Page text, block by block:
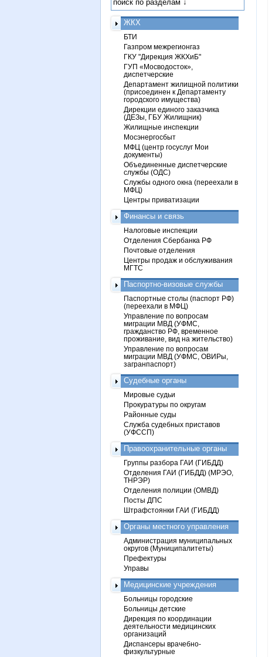
ЖКХ
БТИ
Газпром межрегионгаз
ГКУ "Дирекция ЖКХиБ"
ГУП «Мосводосток»,
диспетчерские
Департамент жилищной политики
(присоединен к Департаменту
городского имущества)
Дирекции единого заказчика
(ДЕЗы, ГБУ Жилищник)
Жилищные инспекции
Мосэнергосбыт
МФЦ (центр госуслуг Мои
документы)
Объединенные диспетчерские
службы (ОДС)
Службы одного окна (переехали в
МФЦ)
Центры приватизации
Финансы и связь
Налоговые инспекции
Отделения Сбербанка РФ
Почтовые отделения
Центры продаж и обслуживания
МГТС
Паспортно-визовые службы
Паспортные столы (паспорт РФ)
(переехали в МФЦ)
Управление по вопросам
миграции МВД (УФМС,
гражданство РФ, временное
проживание, вид на жительство)
Управление по вопросам
миграции МВД (УФМС, ОВИРы,
загранпаспорт)
Судебные органы
Мировые судьи
Прокуратуры по округам
Районные суды
Служба судебных приставов
(УФССП)
Правоохранительные органы
Группы разбора ГАИ (ГИБДД)
Отделения ГАИ (ГИБДД) (МРЭО,
ТНРЭР)
Отделения полиции (ОМВД)
Посты ДПС
Штрафстоянки ГАИ (ГИБДД)
Органы местного управления
Администрация муниципальных
округов (Муниципалитеты)
Префектуры
Управы
Медицинские учреждения
Больницы городские
Больницы детские
Дирекция по координации
деятельности медицинских
организаций
Диспансеры врачебно-
физкультурные